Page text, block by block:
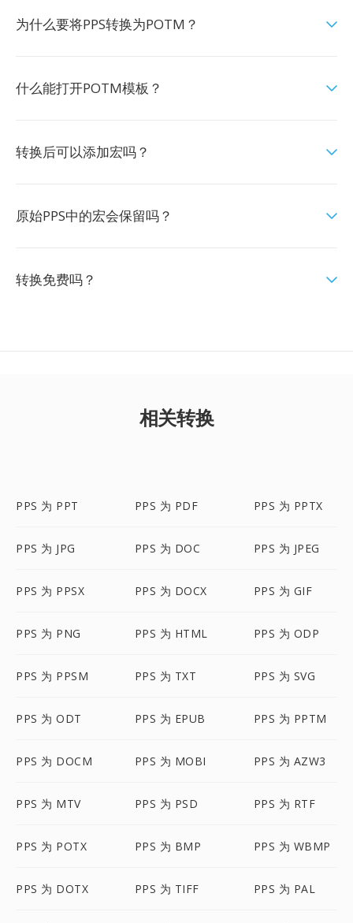
为什么要将PPS转换为POTM？
什么能打开POTM模板？
转换后可以添加宏吗？
原始PPS中的宏会保留吗？
转换免费吗？
相关转换
PPS 为 PPT PPS 为 PDF PPS 为 PPTX
PPS 为 JPG PPS 为 DOC PPS 为 JPEG
PPS 为 PPSX PPS 为 DOCX PPS 为 GIF
PPS 为 PNG PPS 为 HTML PPS 为 ODP
PPS 为 PPSM PPS 为 TXT PPS 为 SVG
PPS 为 ODT PPS 为 EPUB PPS 为 PPTM
PPS 为 DOCM PPS 为 MOBI PPS 为 AZW3
PPS 为 MTV PPS 为 PSD PPS 为 RTF
PPS 为 POTX PPS 为 BMP PPS 为 WBMP
PPS 为 DOTX PPS 为 TIFF PPS 为 PAL